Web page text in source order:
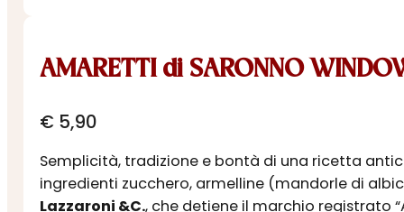
AMARETTI di SARONNO
€ 5,90
Semplicità, tradizione e bontà di una ricetta
ingredienti zucchero, armelline (mandorle di
Lazzaroni &C., che detiene il marchio registrato